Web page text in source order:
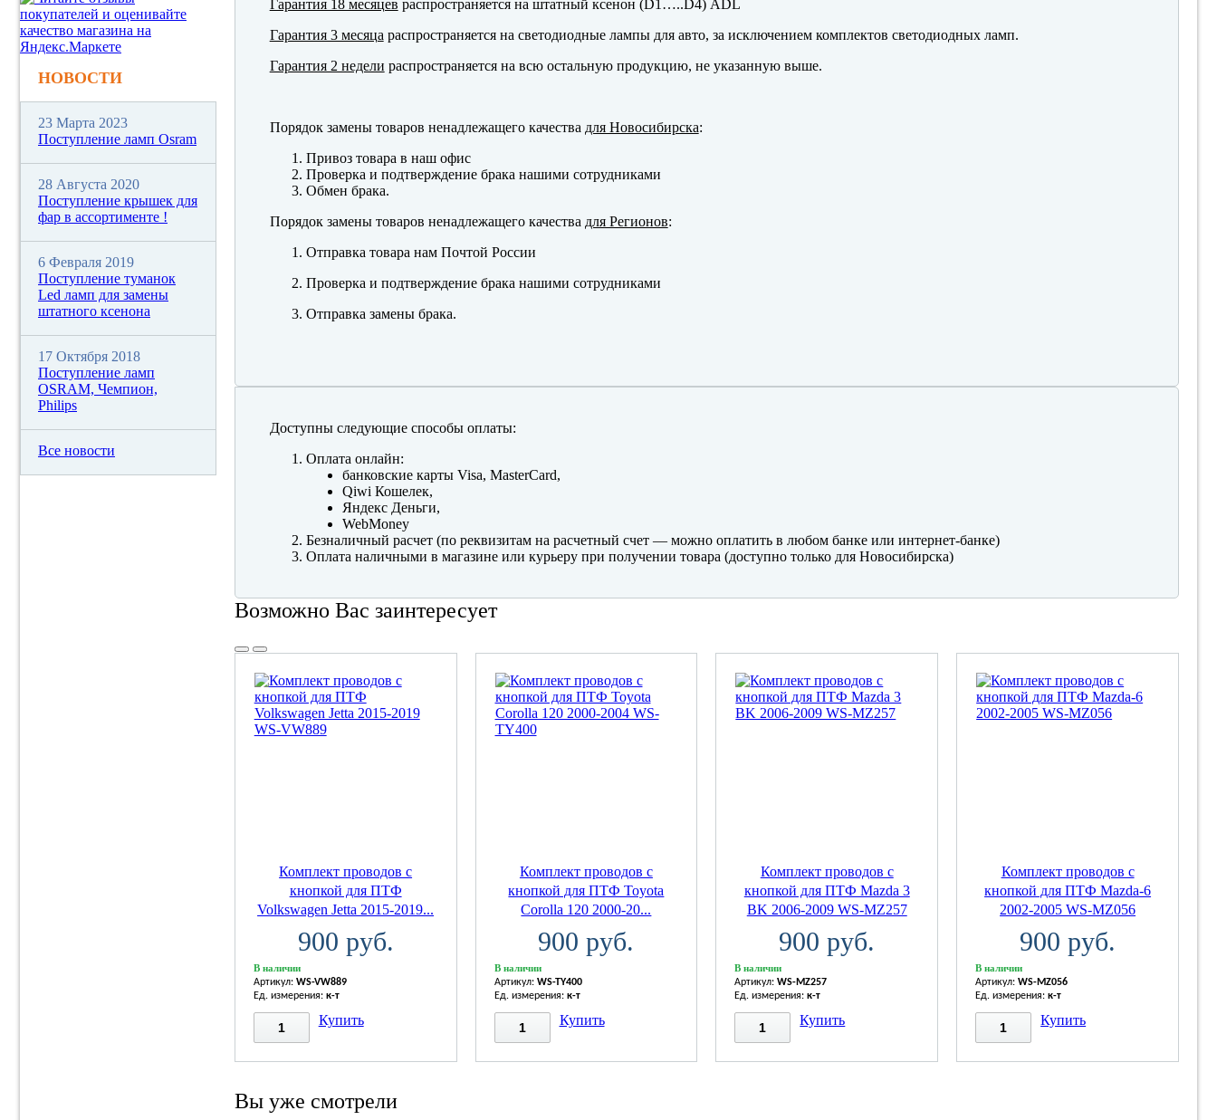
Гарантия 18 месяцев распространяется на штатный ксенон (D1…..D4) ADL
Гарантия 3 месяца распространяется на светодиодные лампы для авто, за исключением комплектов светодиодных ламп.
Гарантия 2 недели распространяется на всю остальную продукцию, не указанную выше.
Порядок замены товаров ненадлежащего качества для Новосибирска:
Привоз товара в наш офис
Проверка и подтверждение брака нашими сотрудниками
Обмен брака.
Порядок замены товаров ненадлежащего качества для Регионов:
Отправка товара нам Почтой России
Проверка и подтверждение брака нашими сотрудниками
Отправка замены брака.
Доступны следующие способы оплаты:
Оплата онлайн:
банковские карты Visa, MasterCard,
Qiwi Кошелек,
Яндекс Деньги,
WebMoney
Безналичный расчет (по реквизитам на расчетный счет — можно оплатить в любом банке или интернет-банке)
Оплата наличными в магазине или курьеру при получении товара (доступно только для Новосибирска)
Возможно Вас заинтересует
Комплект проводов с
кнопкой для ПТФ
Volkswagen Jetta 2015-2019...
900 руб.
В наличии
Артикул: WS-VW889
Ед. измерения: к-т
Купить
Комплект проводов с
кнопкой для ПТФ Toyota
Corolla 120 2000-20...
900 руб.
В наличии
Артикул: WS-TY400
Ед. измерения: к-т
Купить
Комплект проводов с
кнопкой для ПТФ Mazda 3
BK 2006-2009 WS-MZ257
900 руб.
В наличии
Артикул:WS-MZ257
Ед. измерения:к-т
Купить
Комплект проводов с
кнопкой для ПТФ Mazda-6
2002-2005 WS-MZ056
900 руб.
В наличии
Артикул:WS-MZ056
Ед. измерения:к-т
Купить
Вы уже смотрели
НОВОСТИ
23 Марта 2023
Поступление ламп Osram
28 Августа 2020
Поступление крышек для
фар в ассортименте !
6 Февраля 2019
Поступление туманок
Led ламп для замены
штатного ксенона
17 Октября 2018
Поступление ламп
OSRAM, Чемпион,
Philips
Все новости